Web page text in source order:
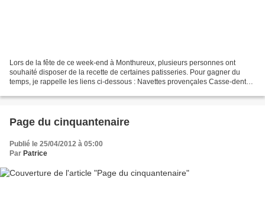
Lors de la fête de ce week-end à Monthureux, plusieurs personnes ont
souhaité disposer de la recette de certaines patisseries. Pour gagner du
temps, je rappelle les liens ci-dessous : Navettes provençales Casse-dents
Page du cinquantenaire
Publié le 25/04/2012 à 05:00
Par Patrice